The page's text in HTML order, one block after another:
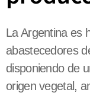
La Argentina es
abastecedores
disponiendo de
origen vegetal,